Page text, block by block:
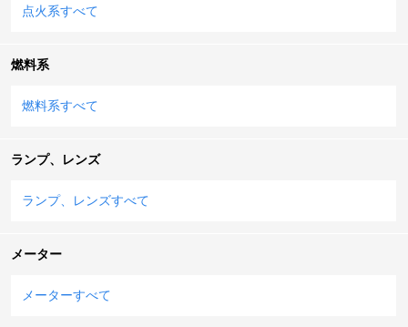
点火系すべて
燃料系
燃料系すべて
ランプ、レンズ
ランプ、レンズすべて
メーター
メーターすべて